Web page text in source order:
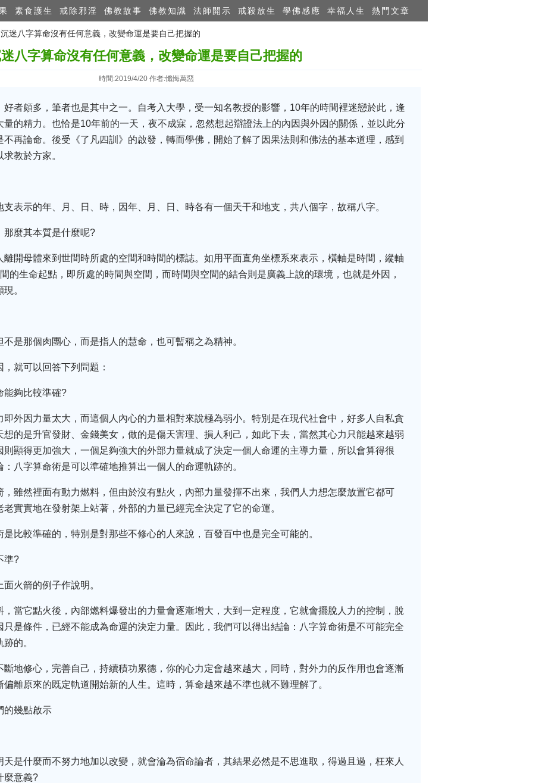
素食護生 戒除邪淫 佛教故事 佛教知識 法師開示 戒殺放生 學佛感應 幸福人生 熱門文章
迷八字算命沒有任何意義，改變命運是要自己把握的
八字算命沒有任何意義，改變命運是要自己把握的
時間:2019/4/20 作者:懺悔萬惡
好者頗多，筆者也是其中之一。自考入大學，受一知名教授的影響，10年的時間裡迷戀於此，逢
的精力。也恰是10年前的一天，夜不成寐，忽然想起辯證法上的內因與外因的關係，並以此分
再論命。後受《了凡四訓》的啟發，轉而學佛，開始了解了因果法則和佛法的基本道理，感到
教於方家。
表示的年、月、日、時，因年、月、日、時各有一個天干和地支，共八個字，故稱八字。
那麼其本質是什麼呢?
開母體來到世間時所處的空間和時間的標誌。如用平面直角坐標系來表示，橫軸是時間，縱軸
的生命起點，即所處的時間與空間，而時間與空間的結合則是廣義上說的環境，也就是外因，
。
是那個肉團心，而是指人的慧命，也可暫稱之為精神。
就可以回答下列問題：
能夠比較準確?
外因力量太大，而這個人內心的力量相對來說極為弱小。特別是在現代社會中，好多人自私貪
的是升官發財、金錢美女，做的是傷天害理、損人利己，如此下去，當然其心力只能越來越弱
顯得更加強大，一個足夠強大的外部力量就成了決定一個人命運的主導力量，所以會算得很
八字算命術是可以準確地推算出一個人的命運軌跡的。
，雖然裡面有動力燃料，但由於沒有點火，內部力量發揮不出來，我們人力想怎麼放置它都可
實實地在發射架上站著，外部的力量已經完全決定了它的命運。
比較準確的，特別是對那些不修心的人來說，百發百中也是完全可能的。
準?
火箭的例子作說明。
，當它點火後，內部燃料爆發出的力量會逐漸增大，大到一定程度，它就會擺脫人力的控制，脫
是條件，已經不能成為命運的決定力量。因此，我們可以得出結論：八字算命術是不可能完全
的。
斷地修心，完善自己，持續積功累德，你的心力定會越來越大，同時，對外力的反作用也會逐漸
離原來的既定軌道開始新的人生。這時，算命越來越不準也就不難理解了。
的幾點啟示
是什麼而不努力地加以改變，就會淪為宿命論者，其結果必然是不思進取，得過且過，枉來人
麼意義?